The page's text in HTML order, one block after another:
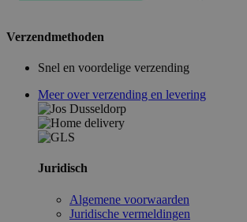
Verzendmethoden
Snel en voordelige verzending
Meer over verzending en levering
Juridisch
Algemene voorwaarden
Juridische vermeldingen